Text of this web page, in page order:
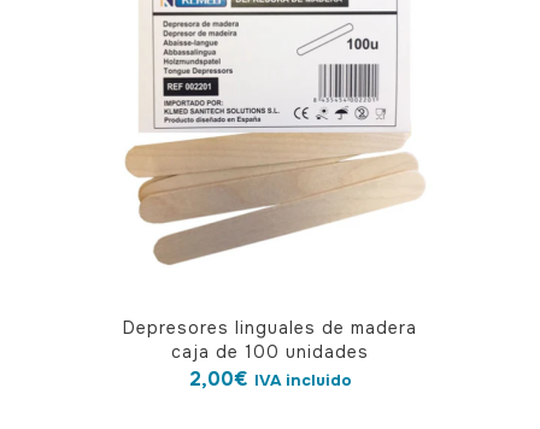
Depresores linguales de madera
caja de 100 unidades
2,00€ IVA incluido